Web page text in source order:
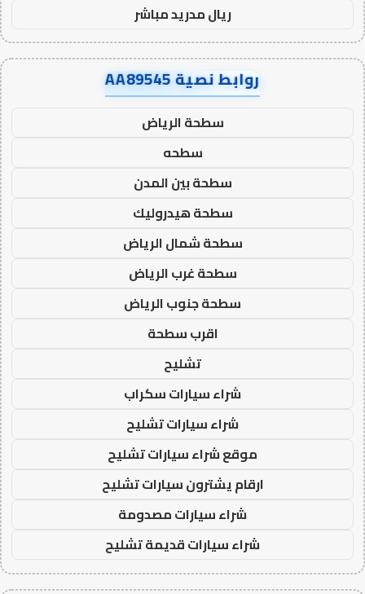
ريال مدريد مباشر
روابط نصية AA89545
سطحة الرياض
سطحه
سطحة بين المدن
سطحة هيدروليك
سطحة شمال الرياض
سطحة غرب الرياض
سطحة جنوب الرياض
اقرب سطحة
تشليح
شراء سيارات سكراب
شراء سيارات تشليح
موقع شراء سيارات تشليح
ارقام يشترون سيارات تشليح
شراء سيارات مصدومة
شراء سيارات قديمة تشليح